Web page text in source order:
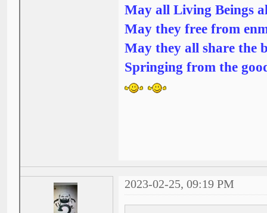
May all Living Beings
May they free from
May they all share the
Springing from the
2023-02-25, 09:19 PM